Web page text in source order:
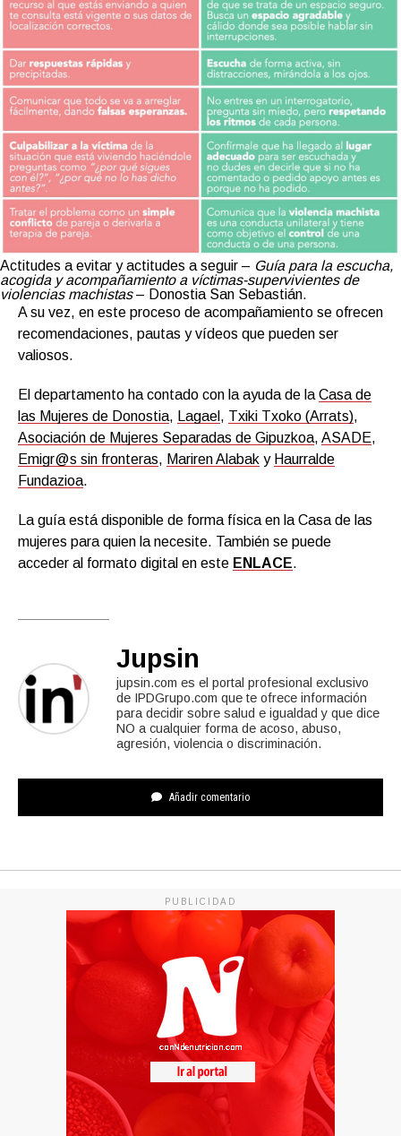
Actitudes a evitar y actitudes a seguir – Guía para la escucha,
acogida y acompañamiento a víctimas-supervivientes de
violencias machistas– Donostia San Sebastián.
A su vez, en este proceso de acompañamiento se ofrecen
recomendaciones, pautas y vídeos que pueden ser
valiosos.
El departamento ha contado con la ayuda de la Casa de
las Mujeres de Donostia, Lagael , Txiki Txoko (Arrats),
Asociación de Mujeres Separadas de Gipuzkoa, ASADE,
Emigr@s sin fronteras, Mariren Alabak y Haurralde
Fundazioa.
La guía está disponible de forma física en la Casa de las
mujeres para quien la necesite. También se puede
acceder al formato digital en este ENLACE.
Jupsin
jupsin.com es el portal profesional exclusivo
de IPDGrupo.com que te ofrece información
para decidir sobre salud e igualdad y que dice
NO a cualquier forma de acoso, abuso,
agresión, violencia o discriminación.
Añadir comentario
PUBLICIDAD